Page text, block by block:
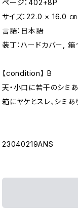
ページ：402+8P
サイズ：22.0 × 16.0 ㎝
言語：日本語
装丁：ハードカバー, 箱
【condition】 B
天・小口に若干のシミ
箱にヤケとスレ、シミあ
23040219ANS